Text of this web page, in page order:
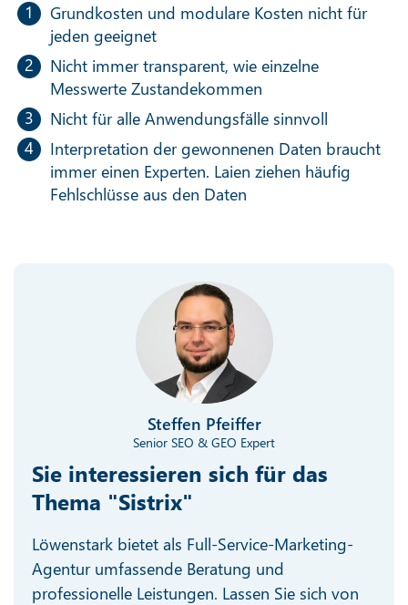
Grundkosten und modulare Kosten nicht für
jeden geeignet
Nicht immer transparent, wie einzelne
Messwerte Zustandekommen
Nicht für alle Anwendungsfälle sinnvoll
Interpretation der gewonnenen Daten braucht
immer einen Experten. Laien ziehen häufig
Fehlschlüsse aus den Daten
Steffen Pfeiffer
Senior SEO & GEO Expert
Sie interessieren sich für das
Thema "Sistrix"
Löwenstark bietet als Full-Service-Marketing-
Agentur umfassende Beratung und
professionelle Leistungen. Lassen Sie sich von